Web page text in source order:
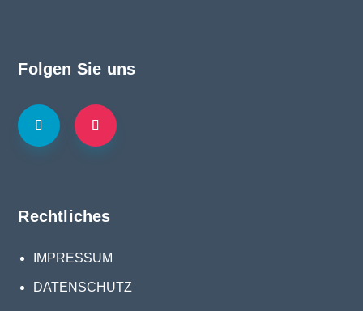
Folgen Sie uns
Rechtliches
IMPRESSUM
DATENSCHUTZ